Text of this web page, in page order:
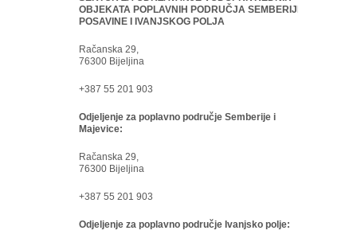
OBJEKATA POPLAVNIH PODRUČJA SEMBERIJE,
POSAVINE I IVANJSKOG POLJA
Račanska 29,
76300 Bijeljina
+387 55 201 903
Odjeljenje za poplavno područje Semberije i
Majevice:
Račanska 29,
76300 Bijeljina
+387 55 201 903
Odjeljenje za poplavno područje Ivanjsko polje: